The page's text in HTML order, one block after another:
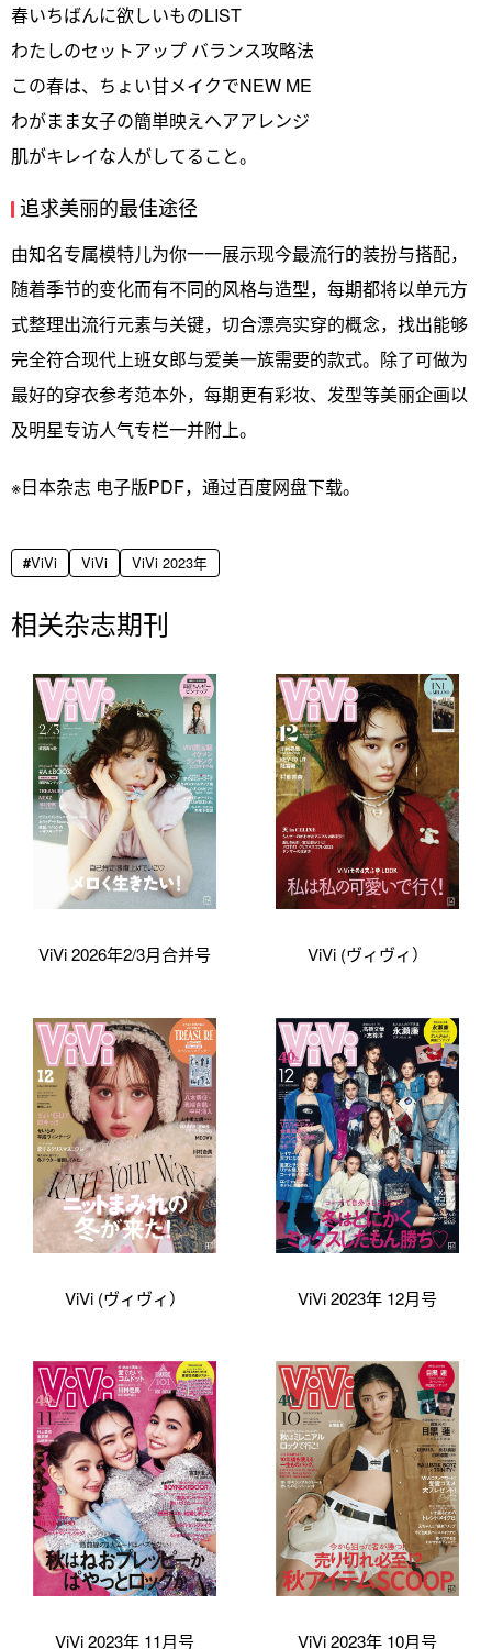
春いちばんに欲しいものLIST
わたしのセットアップ バランス攻略法
この春は、ちょい甘メイクでNEW ME
わがまま女子の簡単映えヘアアレンジ
肌がキレイな人がしてること。
追求美丽的最佳途径
由知名专属模特儿为你一一展示现今最流行的装扮与搭配，
随着季节的变化而有不同的风格与造型，每期都将以单元方
式整理出流行元素与关键，切合漂亮实穿的概念，找出能够
完全符合现代上班女郎与爱美一族需要的款式。除了可做为
最好的穿衣参考范本外，每期更有彩妆、发型等美丽企画以
及明星专访人气专栏一并附上。
※日本杂志 电子版PDF，通过百度网盘下载。
ViVi ViVi ViVi 2023年
相关杂志期刊
ViVi 2026年2/3月合并号 ViVi (ヴィヴィ）
ViVi (ヴィヴィ） ViVi 2023年 12月号
ViVi 2023年 11月号 ViVi 2023年 10月号